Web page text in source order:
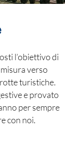
l’obiettivo di
verso
turistiche.
e provato
per sempre
con noi.